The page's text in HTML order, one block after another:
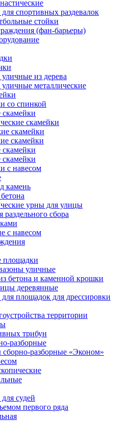
спортивных раздевалок
стойки
(фан-барьеры)
из дерева
металлические
со спинкой
скамейки
скамейки
скамейки
с навесом
камень
урны для улицы
раздельного сбора
с навесом
площадки
уличные
бетона и каменной крошки
деревянные
площадок для дрессировки
территории
трибун
разборные
разборные «Эконом»
судей
первого ряда